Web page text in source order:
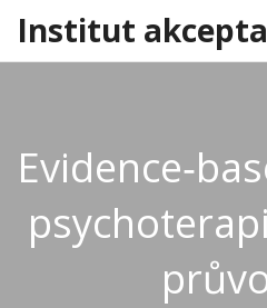
Institut